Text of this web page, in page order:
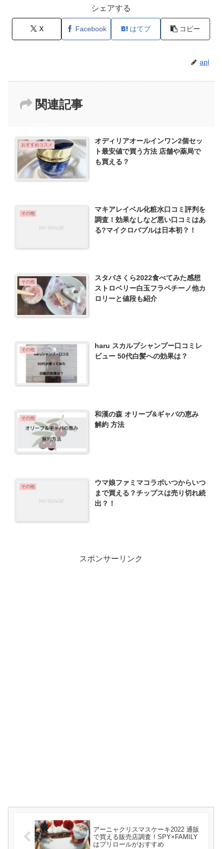
シェアする
X Facebook はてブ コピー
apl
関連記事
おすすめコスメ
オディリアオールインワン2個セッ
ト最安値で買う方法 店舗や薬局で
も買える？
その他
マキアレイベル化粧水口コミ評判を
調査！効果なしなど悪い口コミはあ
る?マイクロバブルは日本初？！
その他
スタバさくら2022食べてみた感想
ストロベリー白玉フラペチーノ他カ
ロリーと値段も紹介
その他
haru スカルプシャンプー口コミレ
ビュー 50代白髪への効果は？
その他
和漢の森 オリーブ&ギャバの恵み
解約 方法
その他
ウマ娘ファミマコラボいつからいつ
まで買える？チップスは売り切れ続
出？！
スポンサーリンク
アーニャクリスマスケーキ2022 通販
で買える販売店調査！SPY×FAMILY
はプリロールがおすすめ